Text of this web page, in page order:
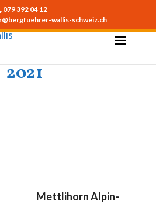
079 392 04 12
wallis-schweiz.ch
2021
Mettlihorn Alpin-